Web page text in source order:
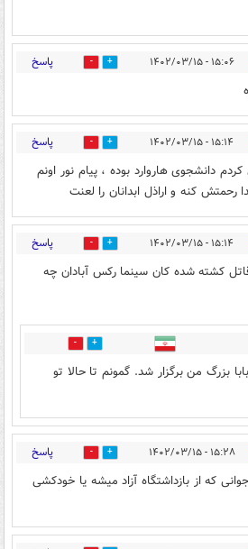
۱۵:۰۶ - ۱۴۰۲/۰۳/۱۵ 8 پاسخ
۱۵:۱۴ - ۱۴۰۲/۰۳/۱۵ 2 پاسخ
دانشجوی هاروارد بوده ، پیام نور اونم
رحمتش کنه و اراذل ابدانان را لعنت
۱۵:۱۴ - ۱۴۰۲/۰۳/۱۵ 59 پاسخ
کشته شده کان سینما رکس آبادان چه
2
بزرگ من برگزار شد. گمونم تا حالا تو
۱۵:۲۸ - ۱۴۰۲/۰۳/۱۵ 4 پاسخ
که از بازداشتگاه آزاد میشه یا خودکشی